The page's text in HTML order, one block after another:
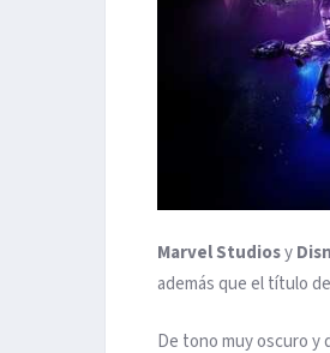
Marvel Studiosy
además que el título
De tono muy oscuro y